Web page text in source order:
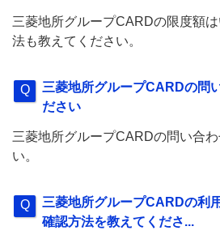
三菱地所グループCARDの限度額
法も教えてください。
三菱地所グループCARDの問
ださい
三菱地所グループCARDの問い合
い。
三菱地所グループCARDの利
確認方法を教えてくださ...